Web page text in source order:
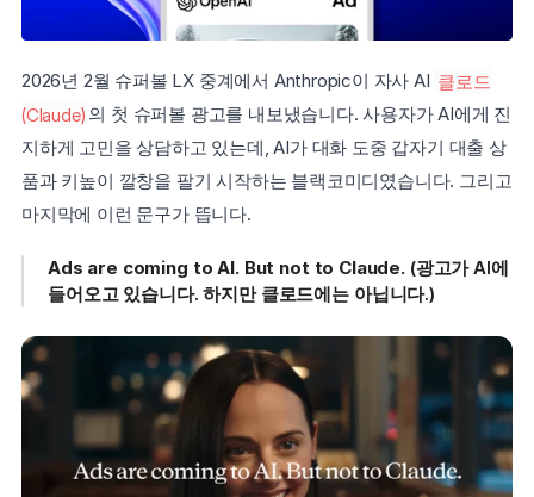
2026년 2월 슈퍼볼 LX 중계에서 Anthropic이 자사 AI 클로드
(Claude) 의 첫 슈퍼볼 광고를 내보냈습니다. 사용자가 AI에게 진
지하게 고민을 상담하고 있는데, AI가 대화 도중 갑자기 대출 상
품과 키높이 깔창을 팔기 시작하는 블랙코미디였습니다. 그리고
마지막에 이런 문구가 뜹니다.
Ads are coming to AI. But not to Claude. (광고가 AI에
들어오고 있습니다. 하지만 클로드에는 아닙니다.)